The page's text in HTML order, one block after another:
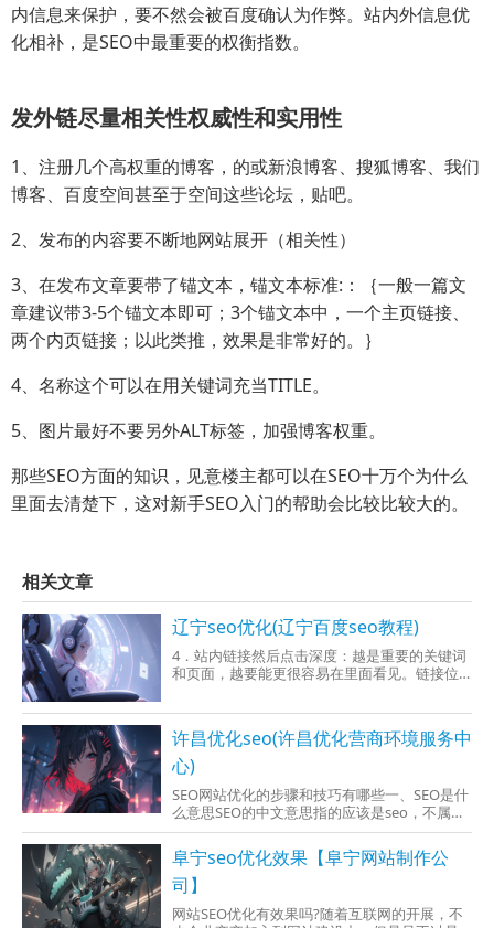
内信息来保护，要不然会被百度确认为作弊。站内外信息优
化相补，是SEO中最重要的权衡指数。
发外链尽量相关性权威性和实用性
1、注册几个高权重的博客，的或新浪博客、搜狐博客、我们
博客、百度空间甚至于空间这些论坛，贴吧。
2、发布的内容要不断地网站展开（相关性）
3、在发布文章要带了锚文本，锚文本标准:：｛一般一篇文
章建议带3-5个锚文本即可；3个锚文本中，一个主页链接、
两个内页链接；以此类推，效果是非常好的。｝
4、名称这个可以在用关键词充当TITLE。
5、图片最好不要另外ALT标签，加强博客权重。
那些SEO方面的知识，见意楼主都可以在SEO十万个为什么
里面去清楚下，这对新手SEO入门的帮助会比较比较大的。
相关文章
辽宁seo优化(辽宁百度seo教程)
4．站内链接然后点击深度：越是重要的关键词
和页面，越要能更很容易在里面看见。链接位
惯，在首部、侧边栏、页脚直接添加一些不重
要的链接。链接能保证要畅通，别又出现死链
接，否则会引响到蜘蛛向前爬行和用户体验，
要清
许昌优化seo(许昌优化营商环境服务中
心)
SEO网站优化的步骤和技巧有哪些一、SEO是什
么意思SEO的中文意思指的应该是seo，不属于
网络营销的范畴。实际SEO技术对网站的
阜宁seo优化效果【阜宁网站制作公
司】
网站SEO优化有效果吗?随着互联网的开展，不